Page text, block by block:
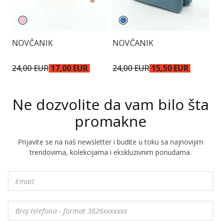
NOVČANIK
24,00 EUR 17,00 EUR
NOVČANIK
24,00 EUR 15,50 EUR
Ne dozvolite da vam bilo šta
promakne
Prijavite se na naš newsletter i budite u toku sa najnovijim
trendovima, kolekcijama i ekskluzivnim ponudama.